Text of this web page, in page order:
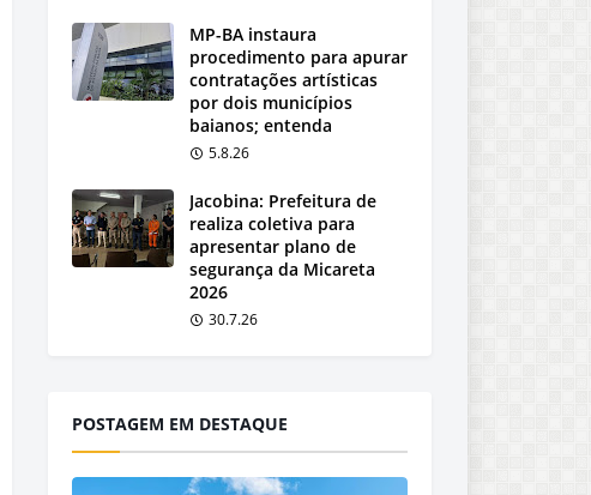
MP-BA instaura
procedimento para apurar
contratações artísticas
por dois municípios
baianos; entenda
5.8.26
Jacobina: Prefeitura de
realiza coletiva para
apresentar plano de
segurança da Micareta
2026
30.7.26
POSTAGEM EM DESTAQUE